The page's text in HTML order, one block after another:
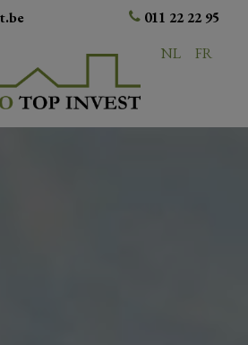
011 22 22 95
NL
FR